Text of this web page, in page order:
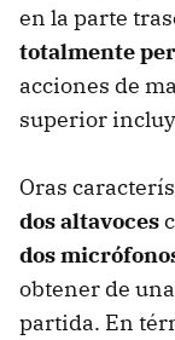
en la parte
totalmente
acciones de
superior
Oras
dos altavoces
dos
obtener de
partida. En